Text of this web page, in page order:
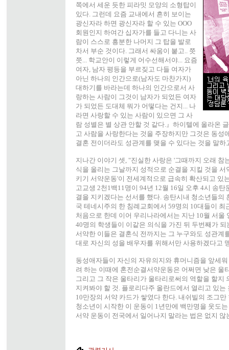
쪽에서 세운 듯한 피라밋 모양의 소형탑이
있다. 그런데 요즘 교내에서 흔히 보이는
광신자라 하면 광신자라 할 수 있는 OOO
회원인지 하여간 십자가를 들고 다니는 사
람이 스스로 흥분한 나머지 그 탑을 발로
차서 부순 것이다. 그래서 싸움이 붙고.. 쯧
쯧... 학교안이 이렇게 어수선해서야... 요즘
여자, 남자 평등을 부르짖고 다들 여자가
아닌 하나의 인간으로(남자도 마찬가지)
대하기를 바라는데 하나의 인간으로서 사
랑하는 사람이 그것이 남자가 되었든 여자
가 되었든 도대체 뭐가 어떻다는 건지... 나
라면 사랑할 수 있는 사람이 있으면 그 사
람 성별은 별 상관 안할 것 같다.』하이텔에 올라온
고 사람을 사랑한다는 것을 주장하지만 그것은 동성
결혼 전이더라도 성관계를 맺을 수 있다는 것을 말하
지나간 이야기 셋, "진실한 사랑은 '그때까지 오래 참
식을 올리는 그날까지 성적으로 순결을 지킬 것을
키기 서약운동'이 전세계적으로 급속히 확산되고 있
고교생 2천1백11명이 94년 12월 16일 오후 4시 송
결을 지키겠다는 선서를 했다. 송탄시내 청소년들의
국 테네시주의 한 침례교회에서 59명의 10대들이 최
처음으로 한데 이어 우리나라에서는 지난 10월 서울
40명의 학생들이 이같은 의식을 가진 뒤 두번째가
서약한 이들은 결혼식 전까지는 그 누구와도 성관계
대로 자신의 성을 배우자를 위해서만 사용하겠다고
동성애자들이 자신의 자유의지와 휴머니즘을 앞세
려 하는 이때에 혼전순결서약운동은 어쩌면 낮은 울
그리고 그 작은 울타리가 울타리로써의 역할을 할지
지켜봐야 할 것. 플로리다주 올란드에서 열리고 있
10만장의 서약 카드가 쌓였다 한다. 내쉬빌의 조그
청소년이 시작한 이 운동이 1년만에 백만명을 웃도
서약 운동이 전국에서 일어나지 말라는 법은 없지 않